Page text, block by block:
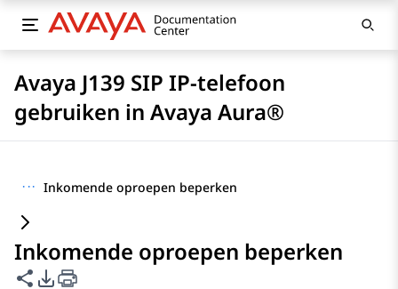
Avaya J139 SIP IP-telefoon
gebruiken in Avaya Aura®
··· Inkomende oproepen beperken
Inkomende oproepen beperken
Deze pagina delen
Opties voor PDF exporteren